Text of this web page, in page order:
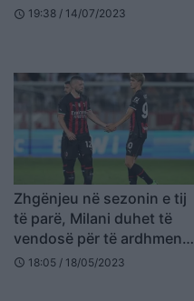
schedule 19:38 / 14/07/2023
Zhgënjeu në sezonin e tij
të parë, Milani duhet të
vendosë për të ardhmen e
talentit belg
schedule 18:05 / 18/05/2023